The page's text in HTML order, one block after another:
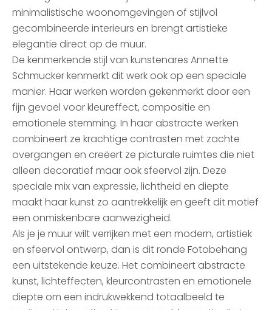
minimalistische woonomgevingen of stijlvol
gecombineerde interieurs en brengt artistieke
elegantie direct op de muur.
De kenmerkende stijl van kunstenares Annette
Schmucker kenmerkt dit werk ook op een speciale
manier. Haar werken worden gekenmerkt door een
fijn gevoel voor kleureffect, compositie en
emotionele stemming. In haar abstracte werken
combineert ze krachtige contrasten met zachte
overgangen en creëert ze picturale ruimtes die niet
alleen decoratief maar ook sfeervol zijn. Deze
speciale mix van expressie, lichtheid en diepte
maakt haar kunst zo aantrekkelijk en geeft dit motief
een onmiskenbare aanwezigheid.
Als je je muur wilt verrijken met een modern, artistiek
en sfeervol ontwerp, dan is dit ronde Fotobehang
een uitstekende keuze. Het combineert abstracte
kunst, lichteffecten, kleurcontrasten en emotionele
diepte om een indrukwekkend totaalbeeld te